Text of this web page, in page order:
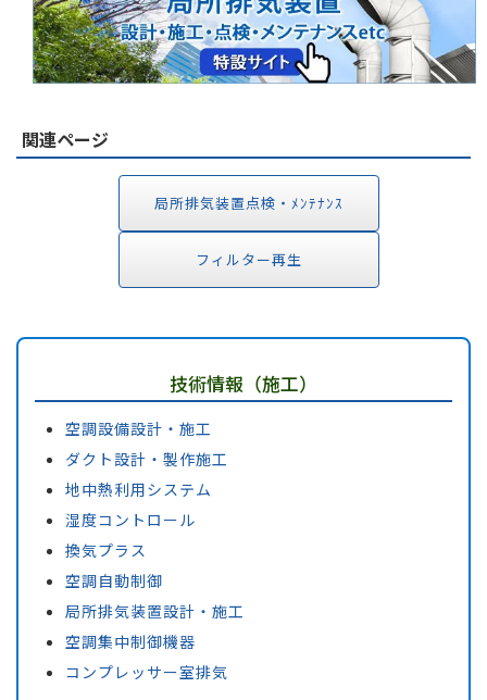
関連ページ
局所排気装置点検・ﾒﾝﾃﾅﾝｽ
フィルター再生
技術情報（施工）
空調設備設計・施工
ダクト設計・製作施工
地中熱利用システム
湿度コントロール
換気プラス
空調自動制御
局所排気装置設計・施工
空調集中制御機器
コンプレッサー室排気